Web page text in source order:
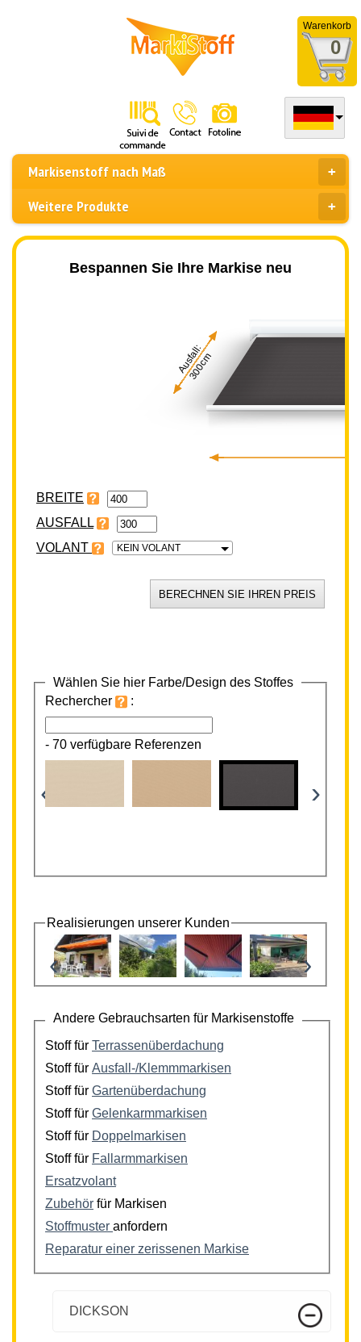
Warenkorb
0
Markisenstoff nach Maß
Weitere Produkte
Bespannen Sie Ihre Markise neu
Ausfall:
300cm
BREITE
VOLANT KEIN VOLANT
Wählen Sie hier Farbe/Design des Stoffes
Rechercher
:
- 70 verfügbare Referenzen
‹ ›
Realisierungen unserer Kunden
‹ ›
Andere Gebrauchsarten für Markisenstoffe
Stoff für Terrassenüberdachung
Stoff für Ausfall-/Klemmmarkisen
Stoff für Gartenüberdachung
Stoff für Gelenkarmmarkisen
Stoff für Doppelmarkisen
Stoff für Fallarmmarkisen
Ersatzvolant
Zubehör für Markisen
Stoffmuster anfordern
Reparatur einer zerissenen Markise
DICKSON